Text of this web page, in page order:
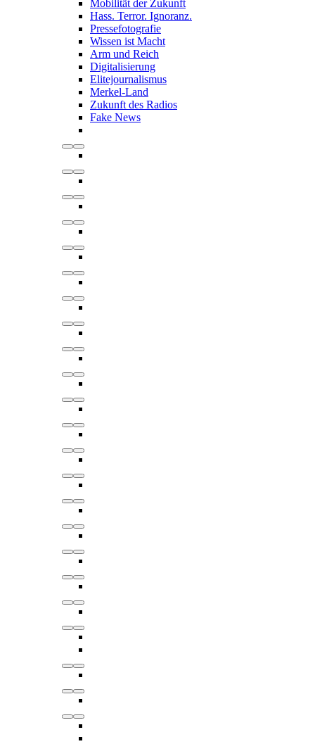
Mobilität der Zukunft
Hass. Terror. Ignoranz.
Pressefotografie
Wissen ist Macht
Arm und Reich
Digitalisierung
Elitejournalismus
Merkel-Land
Zukunft des Radios
Fake News